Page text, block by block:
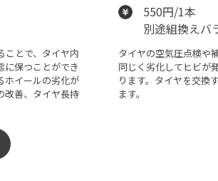
ことで、タイヤ内
に保つことができ
ホイールの劣化が
改善、タイヤ長持
550円/1本
別途組換えバ
タイヤの空気圧点検や
同じく劣化してヒビが
ります。タイヤを交換
ます。